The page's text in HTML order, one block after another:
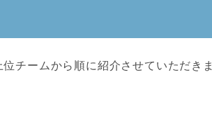
チームから順に紹介させていただきま